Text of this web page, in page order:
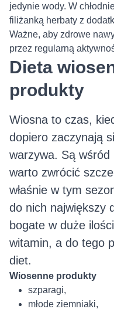
jedynie wody. W
filiżanką herbaty z
Ważne, aby zdrowe
przez regularną
Dieta
produkty
Wiosna to czas,
dopiero zaczynają
warzywa. Są
warto zwrócić
właśnie w tym
do nich największy
bogate w duże
witamin, a do tego
diet.
Wiosenne produkty
szparagi,
młode ziemniaki,